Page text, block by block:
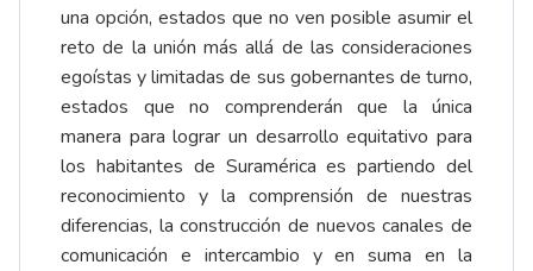
una opción, estados que no ven posible asumir el
reto de la unión más allá de las consideraciones
egoístas y limitadas de sus gobernantes de turno,
estados que no comprenderán que la única
manera para lograr un desarrollo equitativo para
los habitantes de Suramérica es partiendo del
reconocimiento y la comprensión de nuestras
diferencias, la construcción de nuevos canales de
comunicación e intercambio y en suma en la